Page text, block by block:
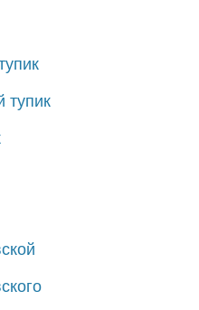
тупик